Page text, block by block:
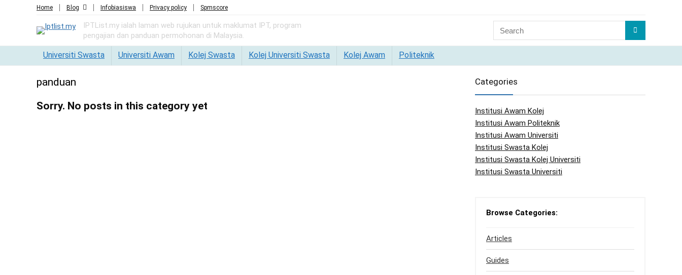
Home Blog Infobiasiswa Privacy policy Spmscore
IPTList.my ialah laman web rujukan untuk maklumat IPT, program
pengajian dan panduan permohonan di Malaysia.
Universiti Swasta Universiti Awam Kolej Swasta Kolej Universiti Swasta Kolej Awam Politeknik
panduan
Sorry. No posts in this category yet
Categories
Institusi Awam Kolej
Institusi Awam Politeknik
Institusi Awam Universiti
Institusi Swasta Kolej
Institusi Swasta Kolej Universiti
Institusi Swasta Universiti
Browse Categories:
Articles
Guides